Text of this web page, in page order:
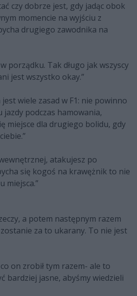
czy dobrze jest, gdy jadąc obok
momencie na wyjściu z
drugiego zawodnika na
porządku. Tak długo jak wszyscy
jest wszystko okay.”
jest wiele zasad w F1: nie powinno
podczas hamowania,
miejsce dla drugiego bolidu, gdy
atakujesz po
się kogoś na krawężnik to nie
miejsca.”
a potem następnym razem
za to ukarany. To nie jest
on zrobił tym razem- ale to
bardziej jasne, abyśmy wiedzieli